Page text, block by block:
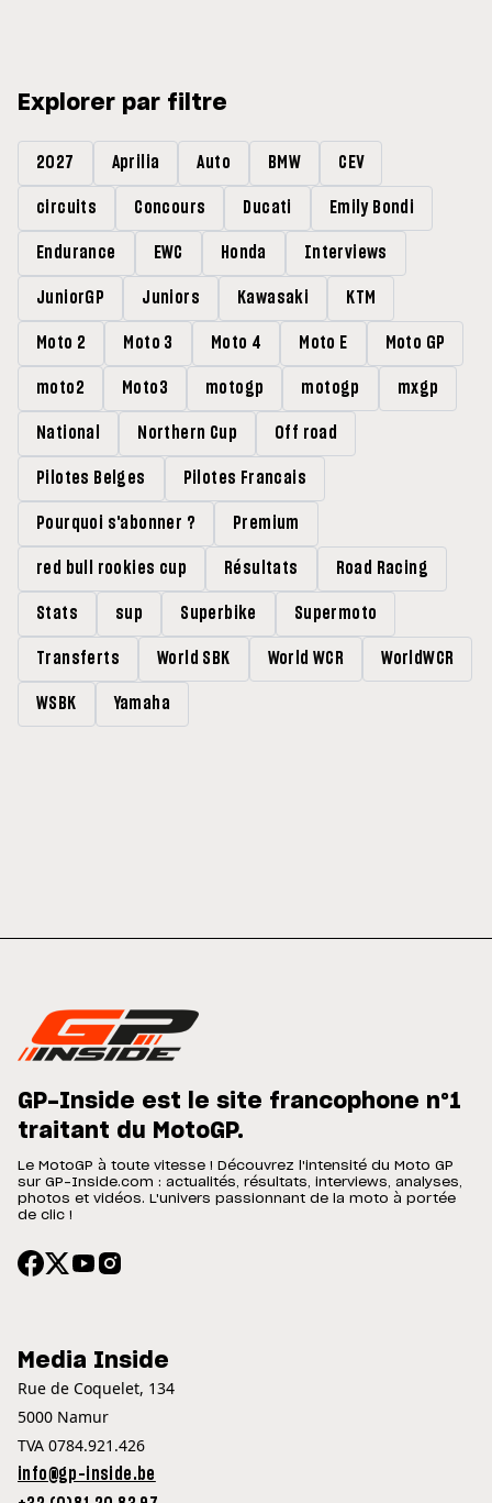
Explorer par filtre
2027 Aprilia Auto BMW CEV
circuits Concours Ducati Emily Bondi
Endurance EWC Honda Interviews
JuniorGP Juniors Kawasaki KTM
Moto 2 Moto 3 Moto 4 Moto E Moto GP
moto2 Moto3 motogp motogp mxgp
National Northern Cup Off road
Pilotes Belges Pilotes Francais
Pourquoi s'abonner ? Premium
red bull rookies cup Résultats Road Racing
Stats sup Superbike Supermoto
Transferts World SBK World WCR WorldWCR
WSBK Yamaha
GP-Inside est le site francophone n°1
traitant du MotoGP.
Le MotoGP à toute vitesse ! Découvrez l'intensité du Moto GP
sur GP-Inside.com : actualités, résultats, interviews, analyses,
photos et vidéos. L'univers passionnant de la moto à portée
de clic !
Media Inside
Rue de Coquelet, 134
5000 Namur
TVA 0784.921.426
info@gp-inside.be